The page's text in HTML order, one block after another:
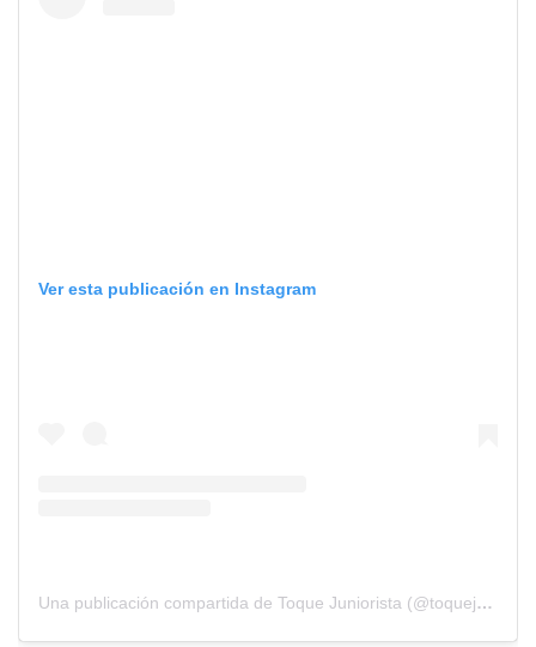
Ver esta publicación en Instagram
Una publicación compartida de Toque Juniorista (@toquejuniorista)